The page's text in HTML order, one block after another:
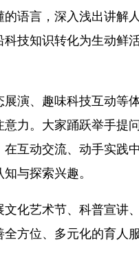
语言，深入浅出讲解
技知识转化为生动鲜
演、趣味科技互动等
力。大家踊跃举手提
互动交流、动手实践
与探索兴趣。
化艺术节、科普宣讲
方位、多元化的育人